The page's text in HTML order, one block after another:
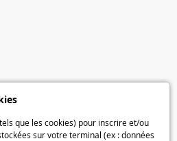
que les cookies) pour inscrire et/ou
sur votre terminal (ex : données